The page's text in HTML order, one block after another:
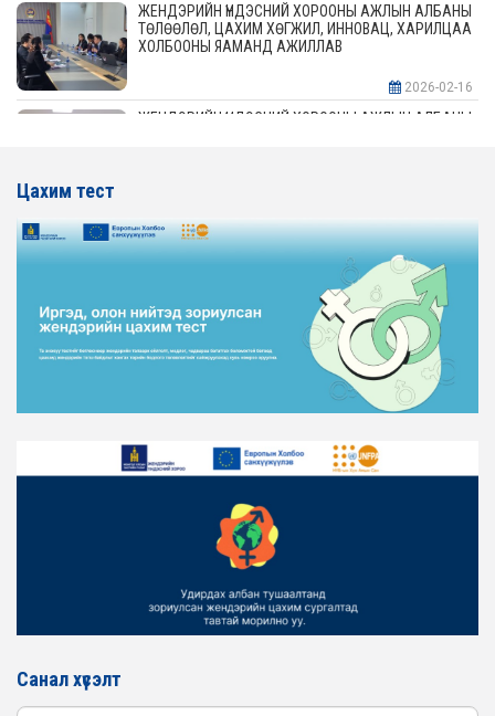
ЖЕНДЭРИЙН ҮНДЭСНИЙ ХОРООНЫ АЖЛЫН АЛБАНЫ
ТӨЛӨӨЛӨЛ, ЦАХИМ ХӨГЖИЛ, ИННОВАЦ, ХАРИЛЦАА
ХОЛБООНЫ ЯАМАНД АЖИЛЛАВ
2026-02-16
ЖЕНДЭРИЙН ҮНДЭСНИЙ ХОРООНЫ АЖЛЫН АЛБАНЫ
ЖЕНДЭРИЙН ҮНДЭСНИЙ ХОРООНЫ АЖЛЫН АЛБАНЫ
ТӨЛӨӨЛӨЛ ХОТ БАЙГУУЛАЛТ, БАРИЛГА, ОРОН
СУУЦЖУУЛАЛТЫН ЯАМАНД АЖИЛЛАВ
2026-02-16
ЖЕНДЭРИЙН ЭРХ ТЭГШ БАЙДЛЫГ ХАНГАХ ҮЙЛ
АЖИЛЛАГААГ ЭРЧИМЖҮҮЛЭХ САРЫН ХУВААРЬТАЙ
2026-02-16
ТӨЛӨӨЛӨЛ ЗАМ ТЭЭВРИЙН ЯАМАНД АЖИЛЛАВ
ЖЕНДЭРИЙН ҮНДЭСНИЙ ХОРООНЫ АЖЛЫН АЛБАНЫ
ТӨЛӨӨЛӨЛ БАТЛАН ХАМГААЛАХ ЯАМАНД
Цахим тест
Санал хүсэлт